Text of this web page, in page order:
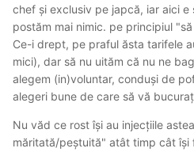
chef și exclusiv pe japcă, iar aici e
postăm mai nimic. pe principiul
Ce-i drept, pe praful ăsta tarifele
mici), dar să nu uităm că nu ne
alegem (in)voluntar, conduși de
alegeri bune de care să vă
Nu văd ce rost își au injecțiile
măritată/peștuită" atât timp cât